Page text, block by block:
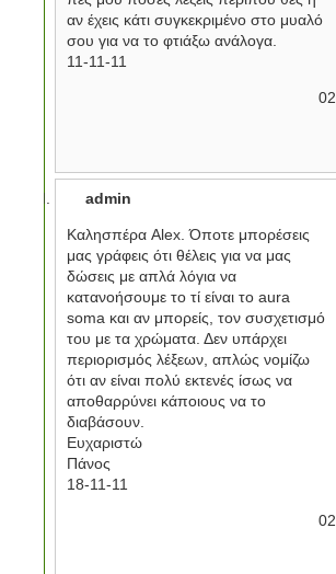
αν έχεις κάτι συγκεκριμένο στο μυαλό
σου για να το φτιάξω ανάλογα.
11-11-11
02
admin
Καλησπέρα Alex. Όποτε μπορέσεις
μας γράφεις ότι θέλεις για να μας
δώσεις με απλά λόγια να
κατανοήσουμε το τί είναι το aura
soma και αν μπορείς, τον συσχετισμό
του με τα χρώματα. Δεν υπάρχει
περιορισμός λέξεων, απλώς νομίζω
ότι αν είναι πολύ εκτενές ίσως να
αποθαρρύνει κάποιους να το
διαβάσουν.
Ευχαριστώ
Πάνος
18-11-11
02